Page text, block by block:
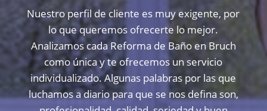
Nuestro perfil de cliente es muy exigente, por
lo que queremos ofrecerte lo mejor.
Analizamos cada Reforma de Baño en Bruch
como única y te ofrecemos un servicio
individualizado. Algunas palabras por las que
luchamos a diario para que se nos defina son,